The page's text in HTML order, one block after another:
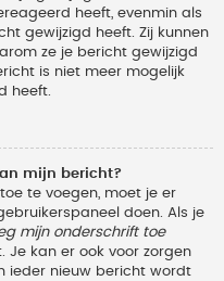
heeft, evenmin als
gewijzigd heeft. Zij kunnen
ze je bericht gewijzigd
is niet meer mogelijk
heeft.
mijn bericht?
te voegen, moet je er
doen. Als je
mijn onderschrift toe
kan er ook voor zorgen
ieder nieuw bericht wordt